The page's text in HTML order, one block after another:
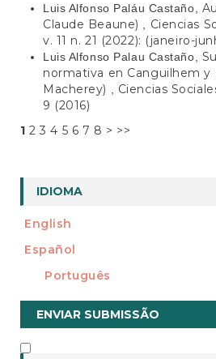
Luis Alfonso Paláu Castaño,
Claude Beaune)
Ciencias
v. 11 n. 21 (2022): (janeiro-
Luis Alfonso Palau Castaño,
normativa en Canguilhem y
Macherey)
Ciencias
9 (2016)
1 2 3 4 5 6 7 8 > >>
IDIOMA
English
Español
Português
Enviar
Submissão
ENVIAR SUBMISSÃO